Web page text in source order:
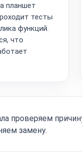
планшет
тесты
функций.
что
проверяем
замену.